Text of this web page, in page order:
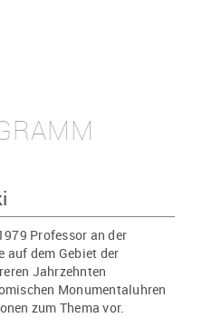
Professor an der
auf dem Gebiet der
Jahrzehnten
Monumentaluhren
zum Thema vor.